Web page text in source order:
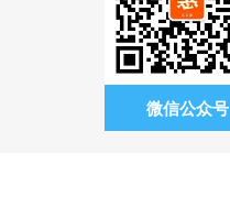
微信公众号